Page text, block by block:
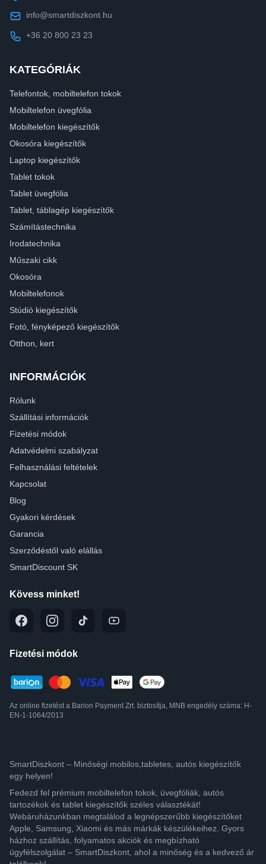
info@smartdiszkont.hu
+36 20 800 23 23
KATEGÓRIÁK
Telefontok, mobiltelefon tokok
Mobiltelefon üvegfólia
Mobiltelefon kiegészítők
Okosóra kiegészítők
Laptop kiegészítők
Tablet tokok
Tablet üvegfólia
Tablet, táblagép kiegészítők
Számítástechnika
Irodatechnika
Műszaki cikk
Okosóra
Mobiltelefonok
Stúdió kiegészítők
Fotó, fényképező kiegészítők
Otthon, kert
INFORMÁCIÓK
Rólunk
Szállítási információk
Fizetési módok
Adatvédelmi szabályzat
Felhasználási feltételek
Kapcsolat
Blog
Gyakori kérdések
Garancia
Szerződéstől való elállás
SmartDiscount SK
Kövess minket!
Fizetési módok
Az online fizetést a Barion Payment Zrt. biztosítja, MNB engedély száma: H-
EN-1-1064/2013
SmartDiszkont – Minőségi mobilos,tabletes, autós kiegészítők
egy helyen!
Fedezd fel prémium mobiltelefon tokok, üvegfóliák, autós
tartozékok és tablet kiegészítők széles választékát!
Webáruházunkban megtalálod a legnépszerűbb kiegészítőket
Apple, Samsung, Xiaomi és más márkák készülékeihez. Gyors
házhoz szállítás, folyamatos akciók és megbízható
ügyfélszolgálat – SmartDiszkont, ahol a minőség és a kedvező ár